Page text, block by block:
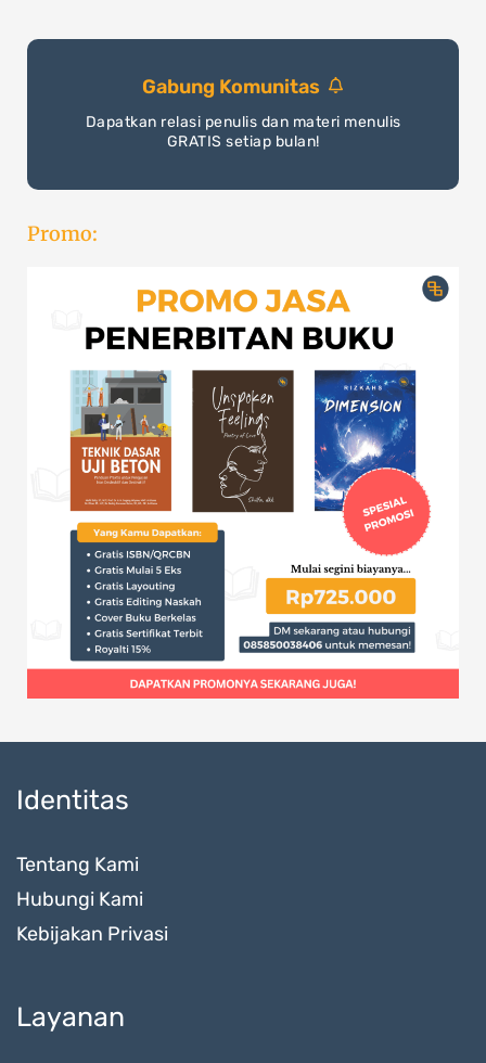
Gabung Komunitas
Dapatkan relasi penulis dan materi menulis
GRATIS setiap bulan!
Promo:
Identitas
Tentang Kami
Hubungi Kami
Kebijakan Privasi
Layanan